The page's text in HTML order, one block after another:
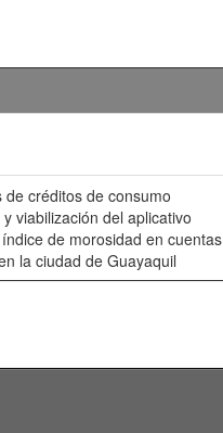
créditos de consumo
viabilización del aplicativo
de morosidad en cuentas
la ciudad de Guayaquil